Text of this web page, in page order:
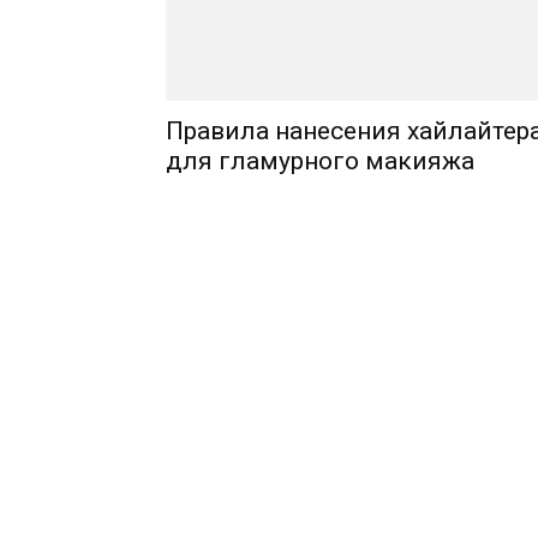
Правила нанесения
для гламурного макияжа